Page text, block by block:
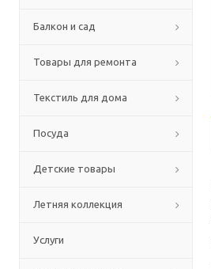
Балкон и сад
Товары для ремонта
Текстиль для дома
Посуда
Детские товары
Летняя коллекция
Услуги